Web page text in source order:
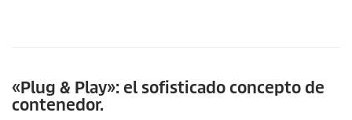
«Plug & Play»: el sofisticado concepto de
contenedor.